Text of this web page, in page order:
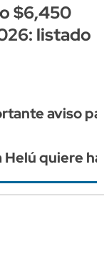
$6,450
listado
aviso
quiere